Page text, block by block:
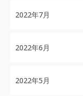
2022年7月
2022年6月
2022年5月